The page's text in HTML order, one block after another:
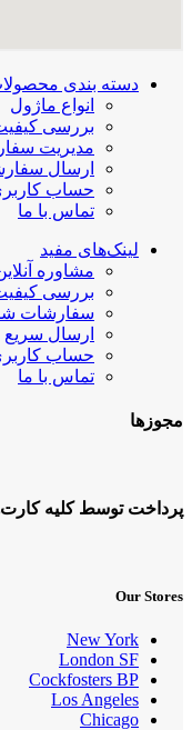
دسته بندی
انواع ماژول
بررسی
مدیریت
ارسال
حساب
تماس با ما
لینک‌های مفید
مشاوره
بررسی
سفارشات
ارسال سریع
حساب
تماس با ما
مجوزها
پرداخت توسط کلیه
Our Stores
New York
London SF
Cockfosters BP
Los Angeles
Chicago